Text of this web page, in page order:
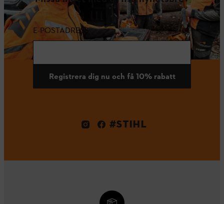
E-POSTADRESS
Registrera dig nu och få 10% rabatt
#STIHL